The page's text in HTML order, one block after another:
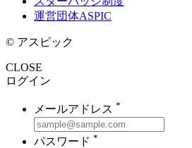
運営団体ASPIC
© アスピック
CLOSE
ログイン
メールアドレス *
パスワード *